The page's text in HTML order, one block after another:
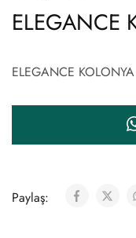
ELEGANCE
ELEGANCE
Paylaş: